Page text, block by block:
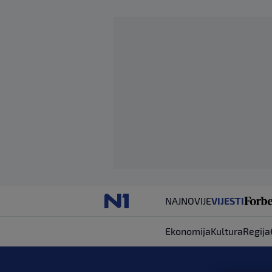
NAJNOVIJEVIJESTI
EkonomijaKulturaRegija